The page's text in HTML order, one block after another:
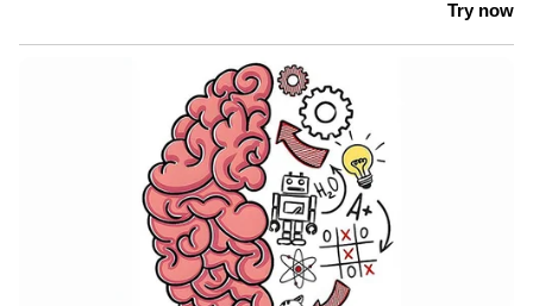
കുങ്ഫു പരിശീലകനായ
സഹപ്രവർത്തകൻ തട്ടിവിളിച്ചു, ഡിസ്കിന്
തകരാർ; 46 ലക്ഷം നഷ്ടപരിഹാരം
വേണമെന്ന് ചൈനീസ് യുവതി